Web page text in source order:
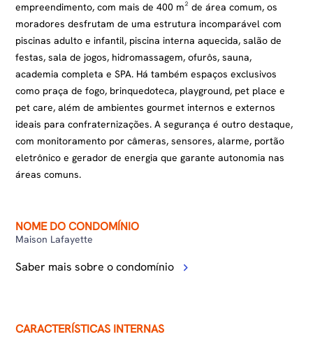
empreendimento, com mais de 400 m² de área comum, os
moradores desfrutam de uma estrutura incomparável com
piscinas adulto e infantil, piscina interna aquecida, salão de
festas, sala de jogos, hidromassagem, ofurôs, sauna,
academia completa e SPA. Há também espaços exclusivos
como praça de fogo, brinquedoteca, playground, pet place e
pet care, além de ambientes gourmet internos e externos
ideais para confraternizações. A segurança é outro destaque,
com monitoramento por câmeras, sensores, alarme, portão
eletrônico e gerador de energia que garante autonomia nas
áreas comuns.
NOME DO CONDOMÍNIO
Maison Lafayette
Saber mais sobre o condomínio
CARACTERÍSTICAS INTERNAS